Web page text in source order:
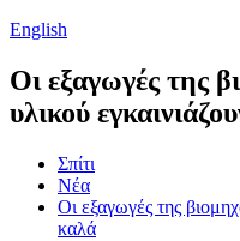
English
Οι εξαγωγές της
υλικού
Σπίτι
Νέα
Οι εξαγωγές της
καλά